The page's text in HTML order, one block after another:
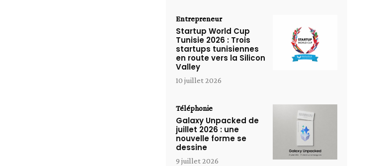
Entrepreneur
Startup World Cup
Tunisie 2026 : Trois
startups tunisiennes
en route vers la Silicon
Valley
10 juillet 2026
Téléphonie
Galaxy Unpacked de
juillet 2026 : une
nouvelle forme se
dessine
9 juillet 2026